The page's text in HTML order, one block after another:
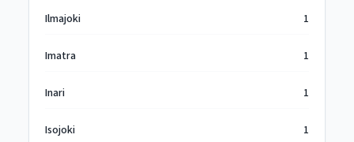
Ilmajoki 1
Imatra 1
Inari 1
Isojoki 1